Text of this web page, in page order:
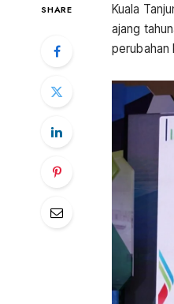
SHARE
Kuala
ajang
perubahan